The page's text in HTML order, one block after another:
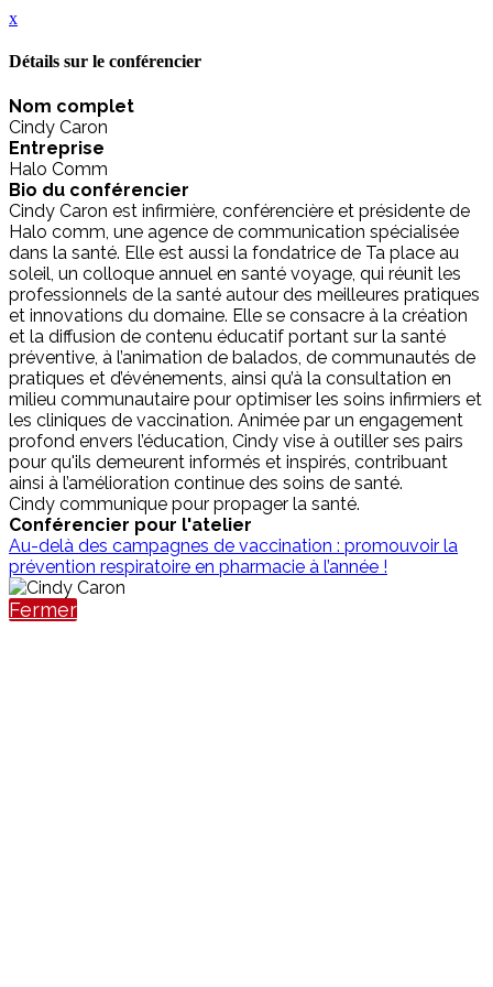
x
Détails sur le conférencier
Nom complet
Cindy Caron
Entreprise
Halo Comm
Bio du conférencier
Cindy Caron est infirmière, conférencière et présidente de
Halo comm, une agence de communication spécialisée
dans la santé. Elle est aussi la fondatrice de Ta place au
soleil, un colloque annuel en santé voyage, qui réunit les
professionnels de la santé autour des meilleures pratiques
et innovations du domaine. Elle se consacre à la création
et la diffusion de contenu éducatif portant sur la santé
préventive, à l’animation de balados, de communautés de
pratiques et d’événements, ainsi qu’à la consultation en
milieu communautaire pour optimiser les soins infirmiers et
les cliniques de vaccination. Animée par un engagement
profond envers l’éducation, Cindy vise à outiller ses pairs
pour qu'ils demeurent informés et inspirés, contribuant
ainsi à l’amélioration continue des soins de santé.
Cindy communique pour propager la santé.
Conférencier pour l'atelier
Au-delà des campagnes de vaccination : promouvoir la
prévention respiratoire en pharmacie à l’année !
Fermer